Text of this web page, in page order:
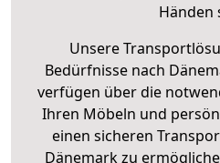
Händen
Unsere
Bedürfnisse nach
verfügen über die
Ihren Möbeln und
einen sicheren
Dänemark zu